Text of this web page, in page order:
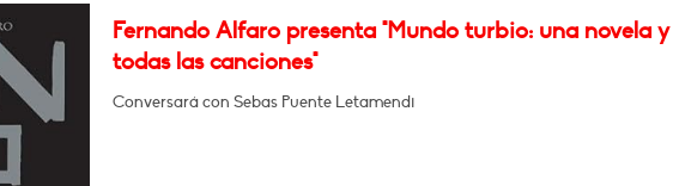
Fernando Alfaro presenta "Mundo turbio: una novela y
todas las canciones"
Conversará con Sebas Puente Letamendi